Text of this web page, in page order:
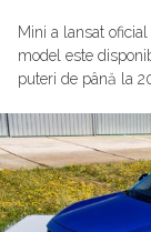
Mini a lansat
model este
puteri de până la